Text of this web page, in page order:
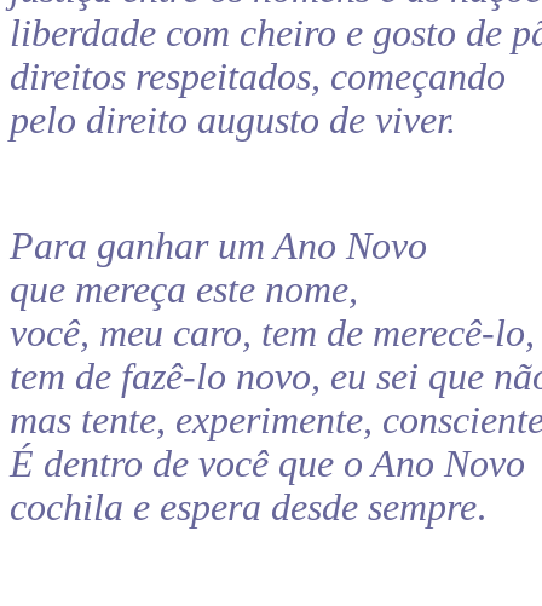
liberdade com cheiro e gosto de
direitos respeitados, começando
pelo direito augusto de viver.
Para ganhar um Ano Novo
que mereça este nome,
você, meu caro, tem de merecê-lo,
tem de fazê-lo novo, eu sei que
mas tente, experimente,
É dentro de você que o Ano Novo
cochila e espera desde sempre.